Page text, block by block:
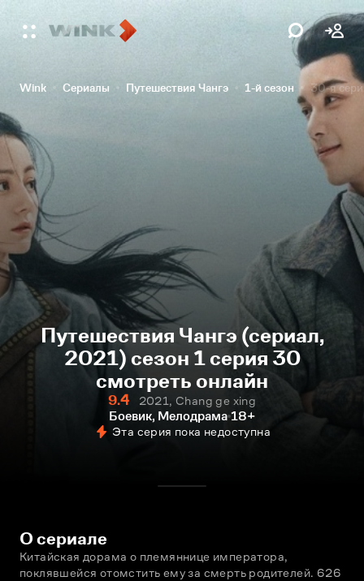
Wink Сериалы Путешествия Чангэ 1-й сезон 30-я
Путешествия Чангэ (сериал,
2021) сезон 1 серия 30
смотреть онлайн
9.4
2021, Chang ge xing
Боевик, Мелодрама 18+
Эта серия пока недоступна
О сериале
Китайская дорама о племяннице императора,
поклявшейся отомстить ему за смерть родителей. 626